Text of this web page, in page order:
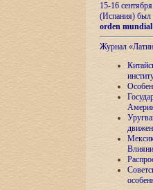
15-16
(Испания) был
orden
Журнал